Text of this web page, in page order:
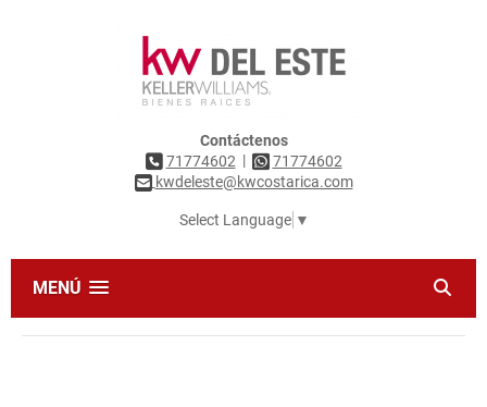
Contáctenos
71774602 |
71774602
kwdeleste@kwcostarica.com
Select Language ▼
MENÚ